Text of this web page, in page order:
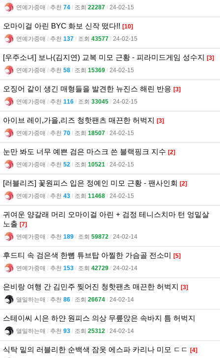
연예가중매 l 추천 74 l 조회 22287 l 24-02-15
오마이걸 아린 BYC 화보 신작 떴다!! [10]
연예가중매 l 추천 137 l 조회 43577 l 24-02-15
[우주소녀] 보나(김지연) 교복 미모 근황 - 피라미드게임 성수지 [3]
연예가중매 l 추천 58 l 조회 15369 l 24-02-15
오징어 같이 생긴 매형들을 발견한 뉴진스 해린 반응 [3]
연예가중매 l 추천 116 l 조회 33045 l 24-02-15
아이브 레이,가을,리즈 청핫팬츠 매끈한 허벅지 [3]
연예가중매 l 추천 70 l 조회 18507 l 24-02-15
눈만 봐도 너무 예쁜 검은 마스크 쓴 블랙핑크 지수 [2]
연예가중매 l 추천 52 l 조회 10521 l 24-02-15
[러블리즈] 꽃원피스 입은 정예인 미모 근황 - 팬사인회 [2]
연예가중매 l 추천 43 l 조회 11468 l 24-02-15
귀여운 양갈래 머리 오마이걸 아린 + 검정 테니스치마 턴 엉밑살
노출 [7]
연예가중매 l 추천 189 l 조회 59872 l 24-02-14
후드티 속 검은색 한뼘 튜브탑 아찔한 가슴골 전소미 [5]
연예가중매 l 추천 153 l 조회 42729 l 24-02-14
은비랑 여행 간 김민주 찢어진 청핫팬츠 매끈한 허벅지 [3]
열일하는매 l 추천 86 l 조회 26674 l 24-02-14
스테이씨 시은 하얀 원피스 의상 무릎앉은 속바지 틈 허벅지
열일하는매 l 추천 93 l 조회 25312 l 24-02-14
식탁 밑의 러블리한 순백색 잠옷 에스파 카리나 미모 ㄷㄷ [4]